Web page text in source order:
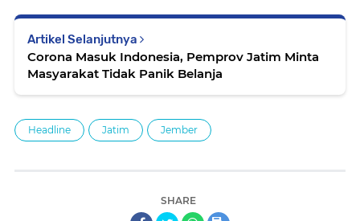
Artikel Selanjutnya
Corona Masuk Indonesia, Pemprov Jatim Minta
Masyarakat Tidak Panik Belanja
Headline Jatim Jember
SHARE